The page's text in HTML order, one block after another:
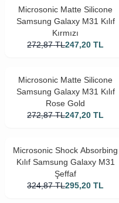
Microsonic Matte Silicone
Samsung Galaxy M31 Kılıf
Kırmızı
272,87 TL247,20 TL
Microsonic Matte Silicone
Samsung Galaxy M31 Kılıf
Rose Gold
272,87 TL247,20 TL
Microsonic Shock Absorbing
Kılıf Samsung Galaxy M31
Şeffaf
324,87 TL295,20 TL